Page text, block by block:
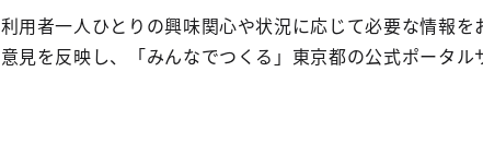
利用者一人ひとりの興味関心や状況に応じて必要な情報
意見を反映し、「みんなでつくる」東京都の公式ポータル